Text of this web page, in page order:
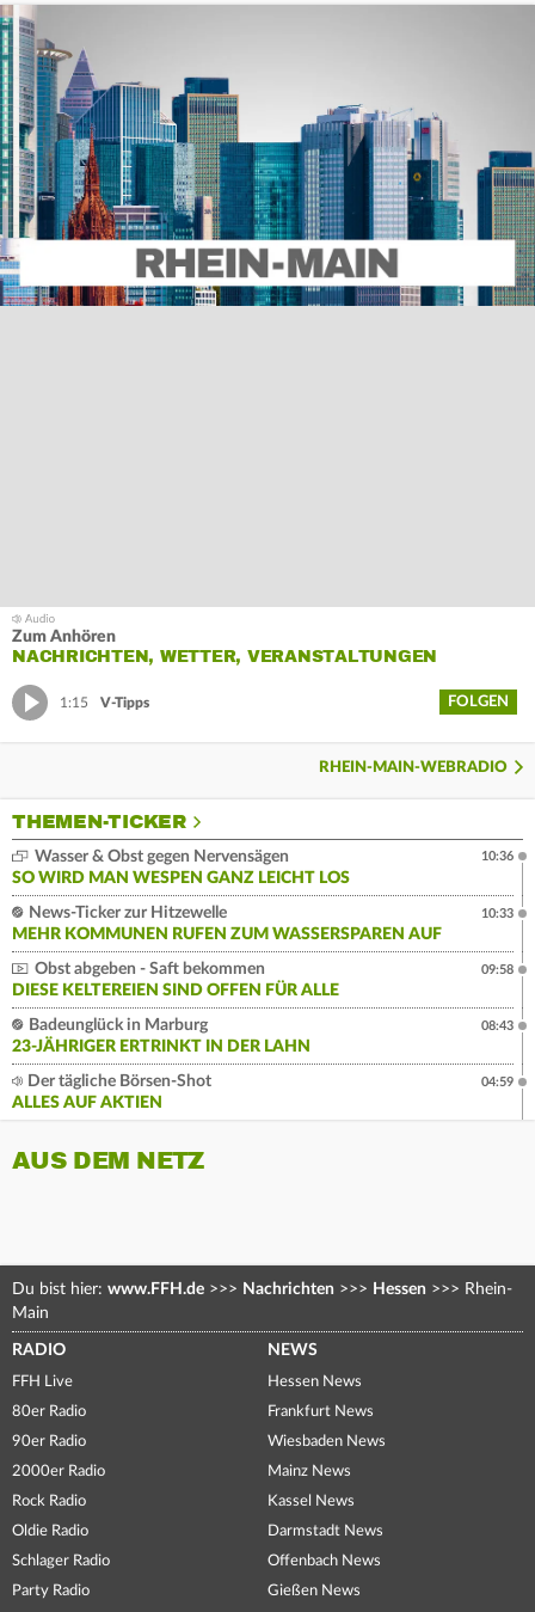
Zum Anhören
NACHRICHTEN, WETTER, VERANSTALTUNGEN
1:15 V-Tipps FOLGEN
RHEIN-MAIN-WEBRADIO
THEMEN-TICKER
Wasser & Obst gegen Nervensägen
SO WIRD MAN WESPEN GANZ LEICHT LOS
10:36
News-Ticker zur Hitzewelle
MEHR KOMMUNEN RUFEN ZUM WASSERSPAREN AUF
10:33
Obst abgeben - Saft bekommen
DIESE KELTEREIEN SIND OFFEN FÜR ALLE
09:58
Badeunglück in Marburg
23-JÄHRIGER ERTRINKT IN DER LAHN
08:43
Der tägliche Börsen-Shot
ALLES AUF AKTIEN
04:59
AUS DEM NETZ
Du bist hier: www.FFH.de >>> Nachrichten >>> Hessen >>> Rhein-
Main
RADIO
FFH Live
80er Radio
90er Radio
2000er Radio
Rock Radio
Oldie Radio
Schlager Radio
Party Radio
NEWS
Hessen News
Frankfurt News
Wiesbaden News
Mainz News
Kassel News
Darmstadt News
Offenbach News
Gießen News